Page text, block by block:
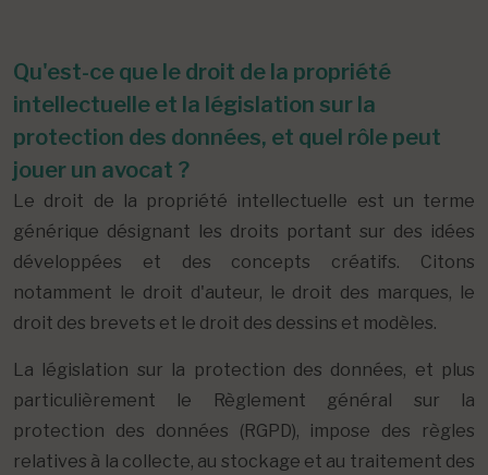
Qu'est-ce que le droit de la propriété
intellectuelle et la législation sur la
protection des données, et quel rôle peut
jouer un avocat ?
Le droit de la propriété intellectuelle est un terme
générique désignant les droits portant sur des idées
développées et des concepts créatifs. Citons
notamment le droit d'auteur, le droit des marques, le
droit des brevets et le droit des dessins et modèles.
La législation sur la protection des données, et plus
particulièrement le Règlement général sur la
protection des données (RGPD), impose des règles
relatives à la collecte, au stockage et au traitement des